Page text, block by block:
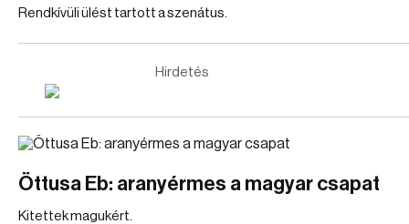
Rendkívüli ülést tartott a szenátus.
Hirdetés
Öttusa Eb: aranyérmes a magyar csapat
Kitettek magukért.